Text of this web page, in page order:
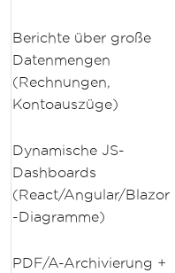
Berichte über große
Datenmengen
(Rechnungen,
Kontoauszüge)
Dynamische JS-
Dashboards
(React/Angular/Blazor
-Diagramme)
PDF/A-Archivierung +